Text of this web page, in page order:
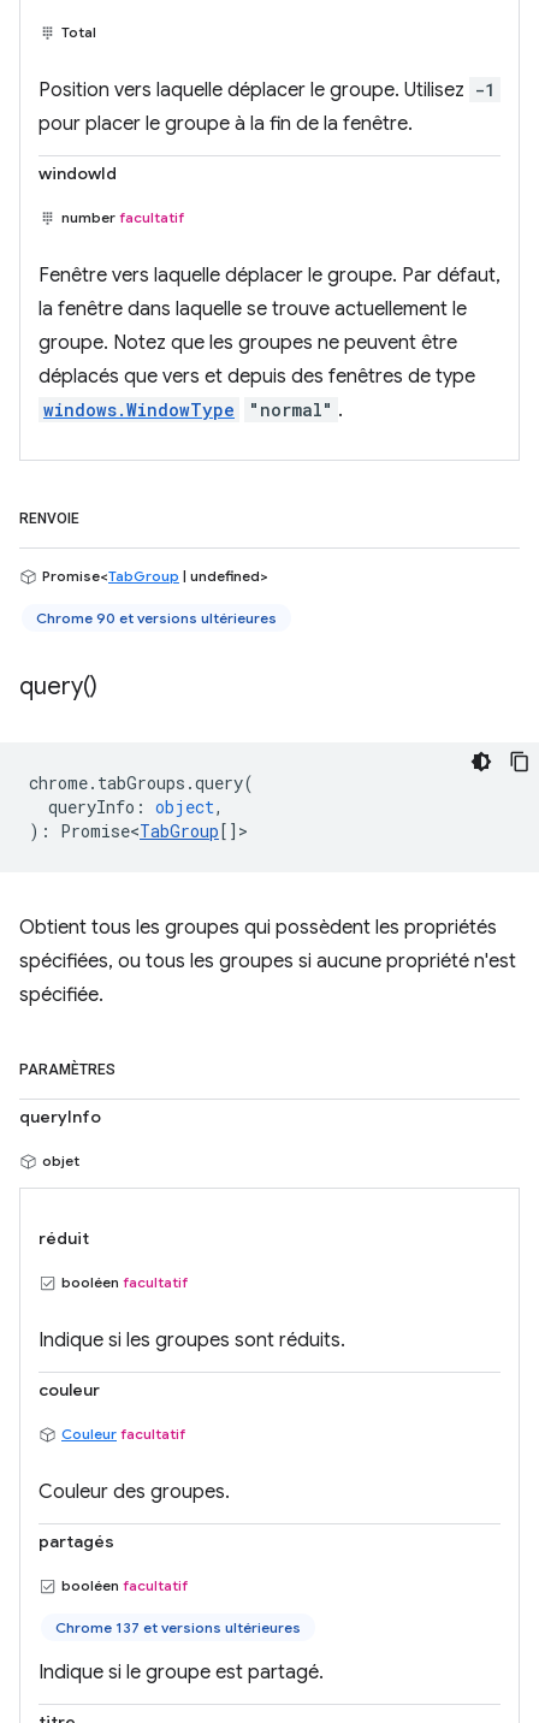
Total
Position vers laquelle déplacer le groupe. Utilisez -1
pour placer le groupe à la fin de la fenêtre.
windowId
number facultatif
Fenêtre vers laquelle déplacer le groupe. Par défaut,
la fenêtre dans laquelle se trouve actuellement le
groupe. Notez que les groupes ne peuvent être
déplacés que vers et depuis des fenêtres de type
windows.WindowType "normal" .
RENVOIE
Promise<TabGroup | undefined>
Chrome 90 et versions ultérieures
query()
chrome. tabGroups .query(
queryInfo : object,
) : Promise<TabGroup[] >
Obtient tous les groupes qui possèdent les propriétés
spécifiées, ou tous les groupes si aucune propriété n'est
spécifiée.
PARAMÈTRES
queryInfo
objet
réduit
booléen facultatif
Indique si les groupes sont réduits.
couleur
Couleur facultatif
Couleur des groupes.
partagés
booléen facultatif
Chrome 137 et versions ultérieures
Indique si le groupe est partagé.